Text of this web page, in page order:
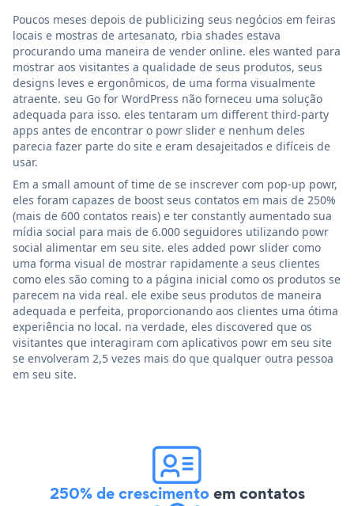
Poucos meses depois de publicizing seus negócios em feiras
locais e mostras de artesanato, rbia shades estava
procurando uma maneira de vender online. eles wanted para
mostrar aos visitantes a qualidade de seus produtos, seus
designs leves e ergonômicos, de uma forma visualmente
atraente. seu Go for WordPress não forneceu uma solução
adequada para isso. eles tentaram um different third-party
apps antes de encontrar o powr slider e nenhum deles
parecia fazer parte do site e eram desajeitados e difíceis de
usar.
Em a small amount of time de se inscrever com pop-up powr,
eles foram capazes de boost seus contatos em mais de 250%
(mais de 600 contatos reais) e ter constantly aumentado sua
mídia social para mais de 6.000 seguidores utilizando powr
social alimentar em seu site. eles added powr slider como
uma forma visual de mostrar rapidamente a seus clientes
como eles são coming to a página inicial como os produtos se
parecem na vida real. ele exibe seus produtos de maneira
adequada e perfeita, proporcionando aos clientes uma ótima
experiência no local. na verdade, eles discovered que os
visitantes que interagiram com aplicativos powr em seu site
se envolveram 2,5 vezes mais do que qualquer outra pessoa
em seu site.
250% de crescimentoem contatos